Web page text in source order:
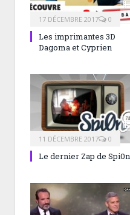
17 DÉCEMBRE 2017 0
Les imprimantes 3D
Dagoma et Cyprien
11 DÉCEMBRE 2017 0
Le dernier Zap de Spi0n